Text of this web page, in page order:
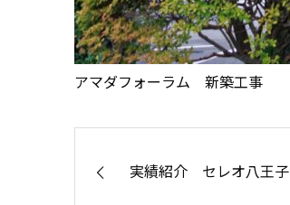
アマダフォーラム 新築工事
実績紹介 セレオ八王子